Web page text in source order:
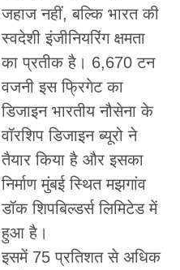
जहाज नहीं, बल्कि भारत की
स्वदेशी इंजीनियरिंग क्षमता
का प्रतीक है। 6,670 टन
वजनी इस फ्रिगेट का
डिजाइन भारतीय नौसेना के
वॉरशिप डिजाइन ब्यूरो ने
तैयार किया है और इसका
निर्माण मुंबई स्थित मझगांव
डॉक शिपबिल्डर्स लिमिटेड में
हुआ है।
इसमें 75 प्रतिशत से अधिक